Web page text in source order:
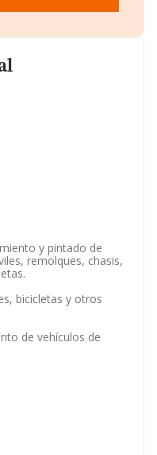
y pintado de
remolques, chasis,
bicicletas y otros
de vehículos de